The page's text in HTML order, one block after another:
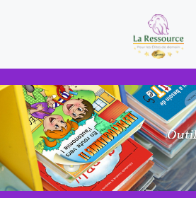
Passer au contenu
À PROPOS
NOS SERVICES
LES OUTILS
GLOSSAIRE